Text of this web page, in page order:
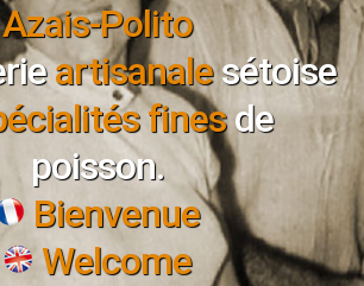
Azais-Polito
artisanalesétoise
finesde
poisson.
Bienvenue
Welcome